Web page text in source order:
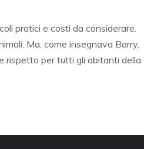
pratici e costi da considerare.
Ma, come insegnava Barry,
rispetto per tutti gli abitanti della